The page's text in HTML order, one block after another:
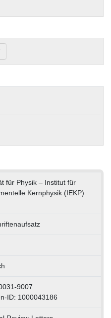
für Physik – Institut für
Kernphysik (IEKP)
9007
ID: 1000043186